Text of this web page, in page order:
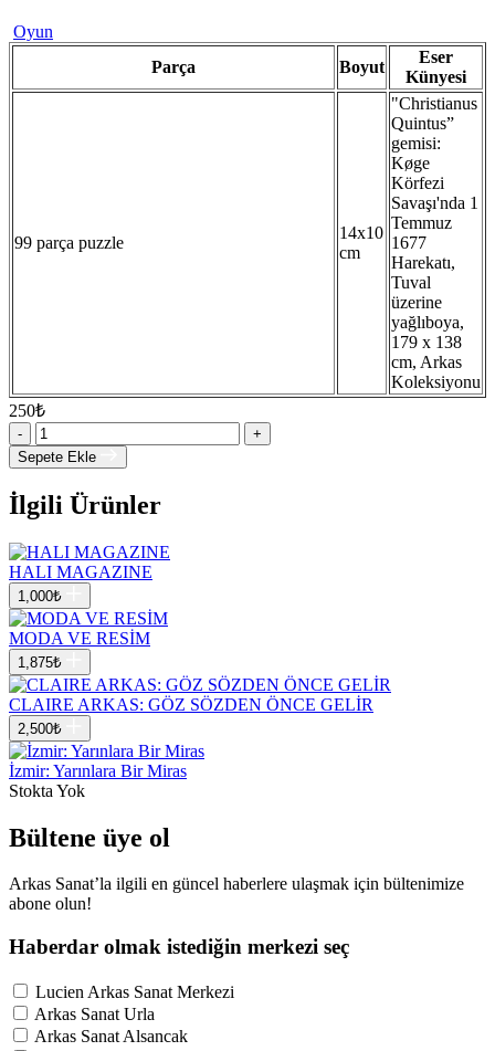
Oyun
Parça
Boyut
Eser
Künyesi
99 parça puzzle
14x10
cm
"Christianus
Quintus”
gemisi:
Køge
Körfezi
Savaşı'nda 1
Temmuz
1677
Harekatı,
Tuval
üzerine
yağlıboya,
179 x 138
cm, Arkas
Koleksiyonu
250₺
-
+
Sepete Ekle
İlgili Ürünler
HALI MAGAZINE
1,000₺
MODA VE RESİM
1,875₺
CLAIRE ARKAS: GÖZ SÖZDEN ÖNCE GELİR
2,500₺
İzmir: Yarınlara Bir Miras
Stokta Yok
Bültene üye ol
Arkas Sanat’la ilgili en güncel haberlere ulaşmak için bültenimize
abone olun!
Haberdar olmak istediğin merkezi seç
Lucien Arkas Sanat Merkezi
Arkas Sanat Urla
Arkas Sanat Alsancak